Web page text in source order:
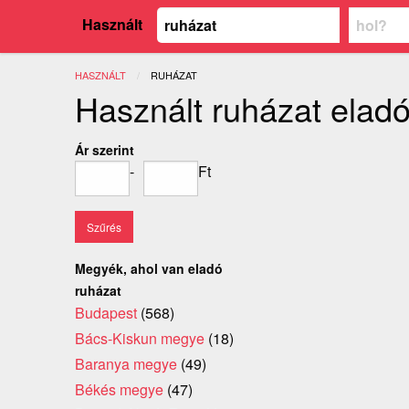
Használt
HASZNÁLT JELENLEGI:
RUHÁZAT
Használt ruházat eladó
Ár szerint
- Ft
Megyék, ahol van eladó
ruházat
Budapest (568)
Bács-Kiskun megye (18)
Baranya megye (49)
Békés megye (47)